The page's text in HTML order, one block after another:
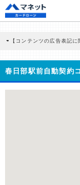
【コンテンツの広告表記に
商品を根拠なくPRするもの
どに基づき、公平性を担保
>提携企業一覧
春日部駅前自動契約